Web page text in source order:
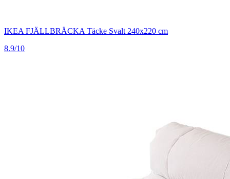
IKEA FJÄLLBRÄCKA Täcke Svalt 240x220 cm
8.9/10